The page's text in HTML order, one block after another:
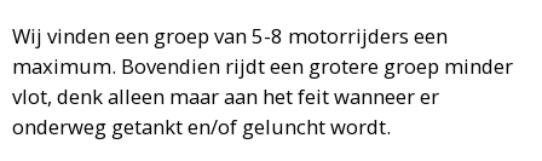
Wij vinden een groep van 5-8 motorrijders een
maximum. Bovendien rijdt een grotere groep minder
vlot, denk alleen maar aan het feit wanneer er
onderweg getankt en/of geluncht wordt.